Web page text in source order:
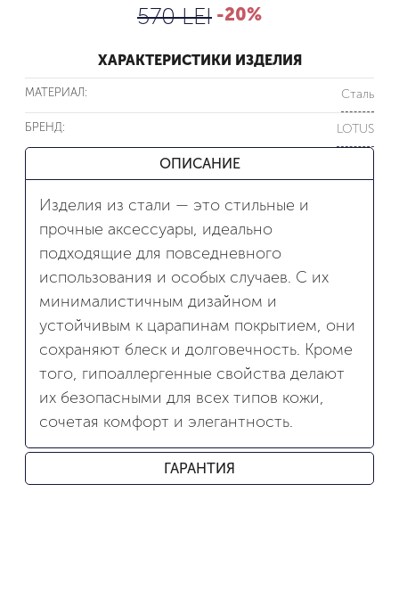
570 LEI -20%
ХАРАКТЕРИСТИКИ ИЗДЕЛИЯ
МАТЕРИАЛ: Сталь
БРЕНД: LOTUS
ОПИСАНИЕ
Изделия из стали — это стильные и
прочные аксессуары, идеально
подходящие для повседневного
использования и особых случаев. С их
минималистичным дизайном и
устойчивым к царапинам покрытием, они
сохраняют блеск и долговечность. Кроме
того, гипоаллергенные свойства делают
их безопасными для всех типов кожи,
сочетая комфорт и элегантность.
ГАРАНТИЯ